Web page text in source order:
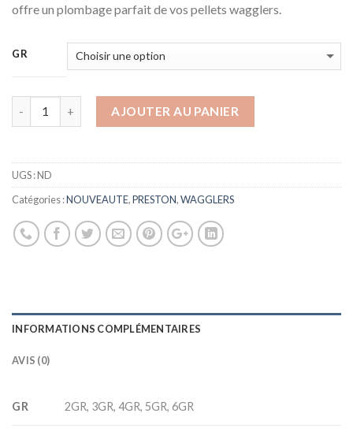
offre un plombage parfait de vos pellets wagglers.
GR
AJOUTER AU PANIER
UGS :ND
Catégories :NOUVEAUTE,PRESTON,WAGGLERS
INFORMATIONS COMPLÉMENTAIRES
AVIS (0)
GR 2GR, 3GR, 4GR, 5GR, 6GR